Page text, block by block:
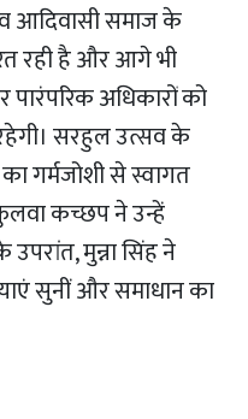
आदिवासी समाज के
रही है और आगे भी
पारंपरिक अधिकारों को
सरहुल उत्सव के
का गर्मजोशी से स्वागत
कच्छप ने उन्हें
मुन्ना सिंह ने
सुनीं और समाधान का